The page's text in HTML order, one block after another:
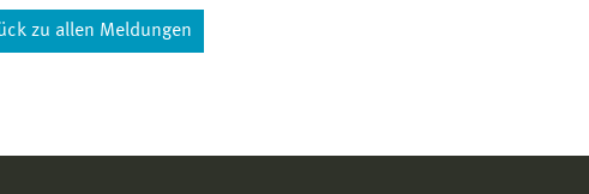
zu allen Meldungen